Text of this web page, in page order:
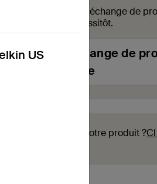
de demande d'échange de
vous contactera aussitôt.
d'échange de
sous garantie
pour enregistrer votre produit ?
US